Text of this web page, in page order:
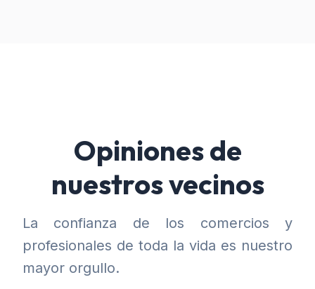
Opiniones de
nuestros vecinos
La confianza de los comercios y
profesionales de toda la vida es nuestro
mayor orgullo.